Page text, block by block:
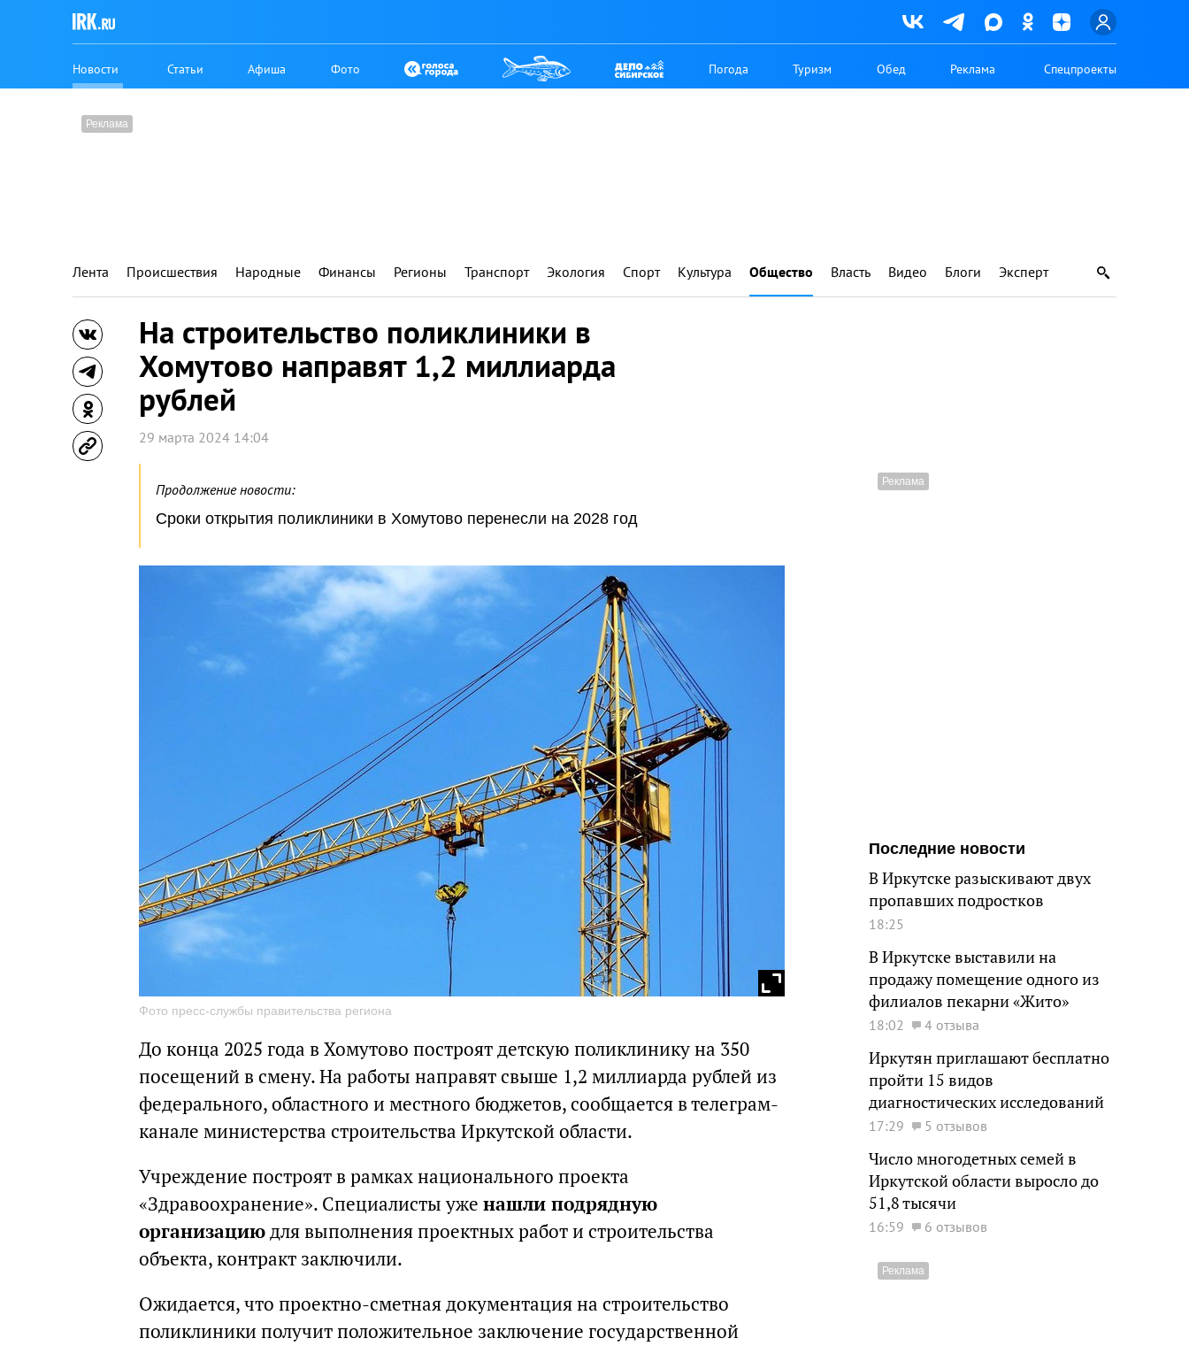
Новости Статьи Афиша Фото Погода Туризм Обед Реклама Спецпроекты
Лента Происшествия Народные Финансы Регионы Транспорт Экология Спорт Культура Общество Власть Видео Блоги Эксперт
На строительство поликлиники в
Хомутово направят 1,2 миллиарда
рублей
29 марта 2024 14:04
Продолжение новости:
Сроки открытия поликлиники в Хомутово перенесли на 2028 год
Фото пресс-службы правительства региона
До конца 2025 года в Хомутово построят детскую поликлинику на 350
посещений в смену. На работы направят свыше 1,2 миллиарда рублей из
федерального, областного и местного бюджетов, сообщается в телеграм-
канале министерства строительства Иркутской области.
Учреждение построят в рамках национального проекта
«Здравоохранение». Специалисты уже нашли подрядную
организациюдля выполнения проектных работ и строительства
объекта, контракт заключили.
Ожидается, что проектно-сметная документация на строительство
поликлиники получит положительное заключение государственной
Последние новости
В Иркутске разыскивают двух
пропавших подростков
18:25
В Иркутске выставили на
продажу помещение одного из
филиалов пекарни «Жито»
18:02 4 отзыва
Иркутян приглашают бесплатно
пройти 15 видов
диагностических исследований
17:29 5 отзывов
Число многодетных семей в
Иркутской области выросло до
51,8 тысячи
16:59 6 отзывов